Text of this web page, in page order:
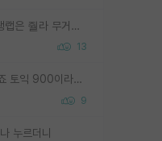
신생랩 1기 출신인데 신생랩은 줠라 무거운 바벨 같은거임. 들면 대박인데 못들면 깔려 죽음. 아무도 알려주지 않는 환경에서 자생해야하지만, 일단 살아남았다면 그 어떤 사람보다 악착같고 생존력 높은 사람으로 거듭날 수 있음
13
뭐 토익같은게 되버린거죠 토익 900이라고 영어잘하는건 아닙니다만 잘하는사람은 다 900을 넘는 그런
9
누르더니